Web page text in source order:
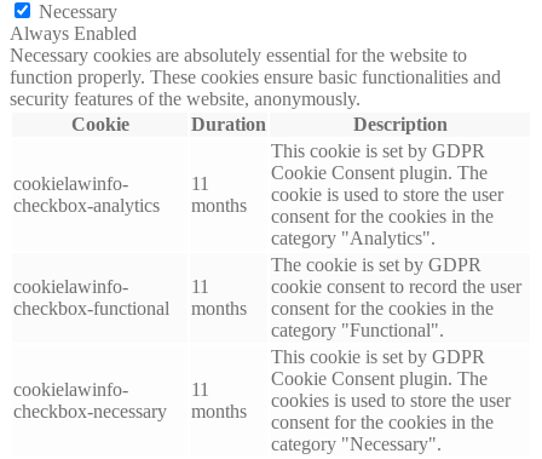
Necessary
Always Enabled
Necessary cookies are absolutely essential for the website to
function properly. These cookies ensure basic functionalities and
security features of the website, anonymously.
Cookie
Duration Description
cookielawinfo-
checkbox-analytics
11
months
This cookie is set by GDPR
Cookie Consent plugin. The
cookie is used to store the user
consent for the cookies in the
category "Analytics".
cookielawinfo-
checkbox-functional
11
months
The cookie is set by GDPR
cookie consent to record the user
consent for the cookies in the
category "Functional".
cookielawinfo-
checkbox-necessary
11
months
This cookie is set by GDPR
Cookie Consent plugin. The
cookies is used to store the user
consent for the cookies in the
category "Necessary".